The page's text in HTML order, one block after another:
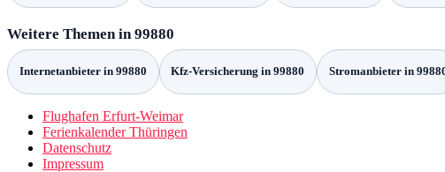
Weitere Themen in 99880
Internetanbieter in 99880 Kfz-Versicherung in 99880 Stromanbieter in
Flughafen Erfurt-Weimar
Ferienkalender Thüringen
Datenschutz
Impressum